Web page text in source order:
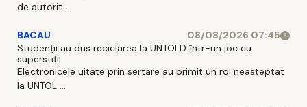
de autorit ...
BACAU
08/08/2026 07:45
Studenții au dus reciclarea la UNTOLD într-un joc cu
superstiții
Electronicele uitate prin sertare au primit un rol neasteptat
la UNTOL ...